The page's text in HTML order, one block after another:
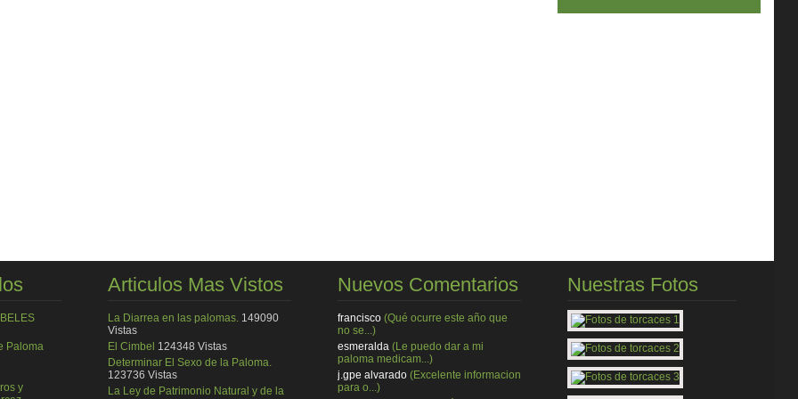
Paloma
y
Articulos Mas Vistos
La Diarrea en las palomas.149090
Vistas
El Cimbel 124348 Vistas
Determinar El Sexo de la Paloma.
123736 Vistas
La Ley de Patrimonio Natural y de la
Nuevos Comentarios
francisco (Qué ocurre este año que
no se...)
esmeralda (Le puedo dar a mi
paloma medicam...)
j.gpe alvarado(Excelente informacion
para o...)
Nuestras Fotos